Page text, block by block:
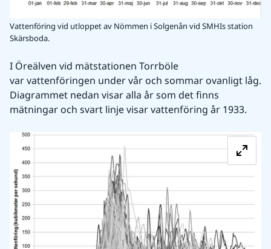
Vattenföring vid utloppet av Nömmen i Solgenån vid SMHIs station
Skärsboda.
I Öreälven vid mätstationen Torrböle
var vattenföringen under vår och sommar ovanligt låg.
Diagrammet nedan visar alla år som det finns
mätningar och svart linje visar vattenföring år 1933.